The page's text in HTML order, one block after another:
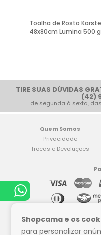
Toalha de Rosto
48x80cm Lumina 500
TIRE SUAS DÚVIDAS
(42)
de segunda à sexta,
Quem Somos
Privacidade
Trocas e Devoluções
Shopcama e os
para personalizar